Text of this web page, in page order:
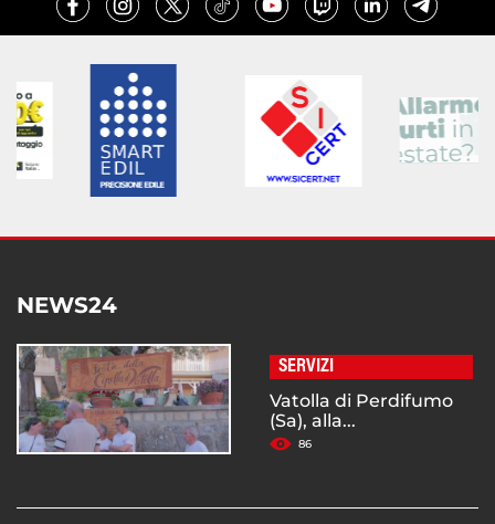
NEWS24
SERVIZI
Vatolla di Perdifumo
(Sa), alla...
86